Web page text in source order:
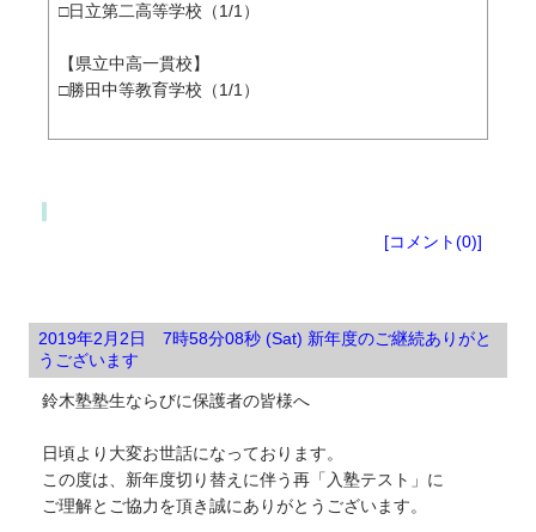
□日立第二高等学校（1/1）
【県立中高一貫校】
□勝田中等教育学校（1/1）
[コメント(0)]
2019年2月2日 7時58分08秒 (Sat) 新年度のご継続ありがと
うございます
鈴木塾塾生ならびに保護者の皆様へ
日頃より大変お世話になっております。
この度は、新年度切り替えに伴う再「入塾テスト」に
ご理解とご協力を頂き誠にありがとうございます。